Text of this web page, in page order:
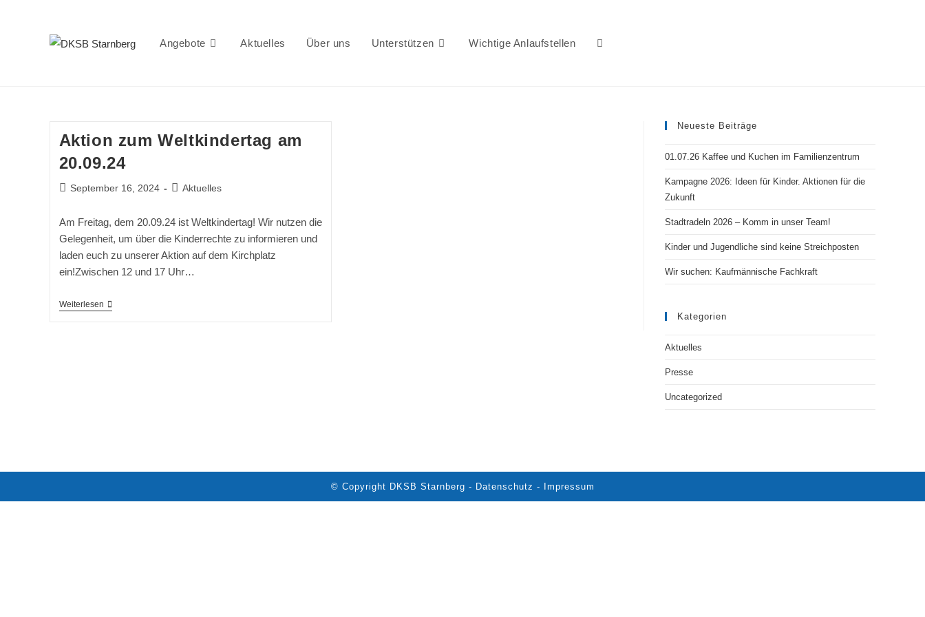
Angebote Aktuelles Über uns Unterstützen Wichtige Anlaufstellen Website-
Aktion zum Weltkindertag am
20.09.24
Beitrag
September 16, 2024
Beitrags-
Aktuelles
Am Freitag, dem 20.09.24 ist Weltkindertag! Wir nutzen die
Gelegenheit, um über die Kinderrechte zu informieren und
laden euch zu unserer Aktion auf dem Kirchplatz
ein!Zwischen 12 und 17 Uhr…
WeiterlesenAktion
Neueste Beiträge
01.07.26 Kaffee und Kuchen im Familienzentrum
Kampagne 2026: Ideen für Kinder. Aktionen für die
Zukunft
Stadtradeln 2026 – Komm in unser Team!
Kinder und Jugendliche sind keine Streichposten
Wir suchen: Kaufmännische Fachkraft
Kategorien
Aktuelles
Presse
Uncategorized
© Copyright DKSB Starnberg - Datenschutz - Impressum